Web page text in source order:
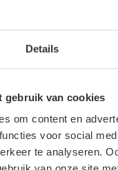
Details
gebruik van cookies
om content en
voor social
te analyseren.
Hoogland VOF
beoordeling